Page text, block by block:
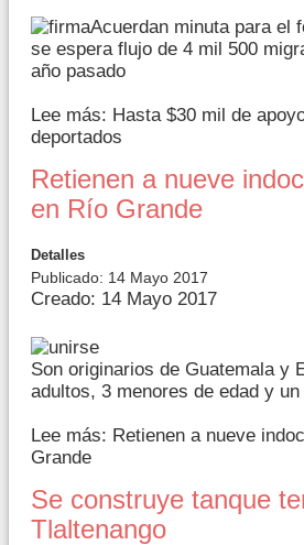
Acuerdan minuta para el
se espera flujo de 4 mil 500
año pasado
Lee más: Hasta $30 mil de
deportados
Retienen a nueve
en Río Grande
Detalles
Publicado: 14 Mayo 2017
Creado: 14 Mayo 2017
Son originarios de Guatemala y
adultos, 3 menores de edad y
Lee más: Retienen a nueve
Grande
Se construye tanque
Tlaltenango